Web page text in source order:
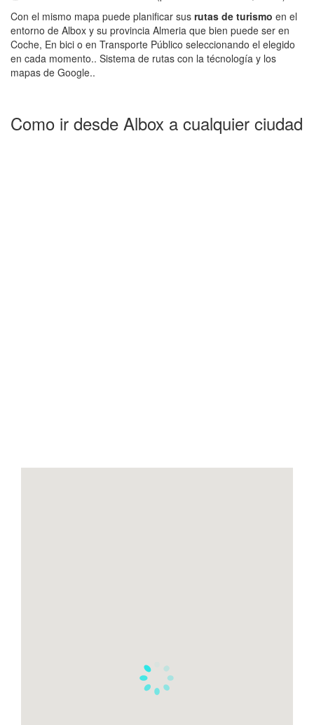
Con el mismo mapa puede planificar sus rutas de turismo en el
entorno de Albox y su provincia Almeria que bien puede ser en
Coche, En bici o en Transporte Público seleccionando el elegido
en cada momento.. Sistema de rutas con la técnología y los
mapas de Google..
Como ir desde Albox a cualquier ciudad